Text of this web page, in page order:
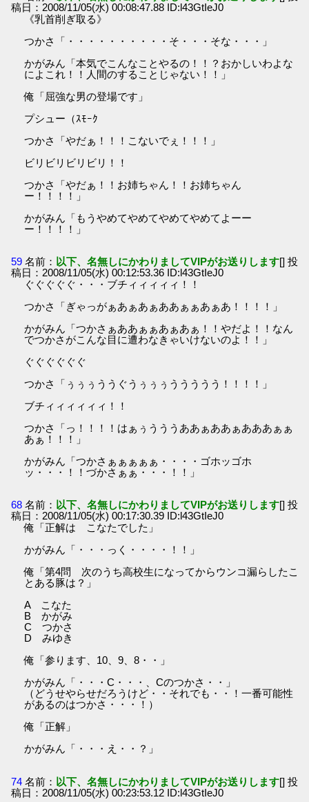
稿日：2008/11/05(水) 00:08:47.88 ID:l43GtIeJ0
《乳首削ぎ取る》
つかさ「・・・・・・・・・・そ・・・そな・・・」
かがみん「本気でこんなことやるの！！？おかしいわよな
によこれ！！人間のすることじゃない！！」
俺「屈強な男の登場です」
プシュー（ｽﾓｰｸ
つかさ「やだぁ！！！こないでぇ！！！」
ビリビリビリビリ！！
つかさ「やだぁ！！お姉ちゃん！！お姉ちゃん
ー！！！！」
かがみん「もうやめてやめてやめてやめてよーー
ー！！！！」
59 名前： 以下、名無しにかわりましてVIPがお送りします[] 投
稿日：2008/11/05(水) 00:12:53.36 ID:l43GtIeJ0
ぐぐぐぐぐ・・・ブチィィィィィ！！
つかさ「ぎゃっがぁあぁあぁああぁぁあぁあ！！！！」
かがみん「つかさぁああぁぁあぁあぁ！！やだよ！！なん
でつかさがこんな目に遭わなきゃいけないのよ！！」
ぐぐぐぐぐぐ
つかさ「ぅぅぅううぐうぅぅぅううううう！！！！」
ブチィィィィィィ！！
つかさ「っ！！！！はぁぅうううああぁああぁあああぁぁ
あぁ！！！」
かがみん「つかさぁぁぁぁぁ・・・・ゴホッゴホ
ッ・・・！！づかさぁぁ・・・！！」
68 名前： 以下、名無しにかわりましてVIPがお送りします[] 投
稿日：2008/11/05(水) 00:17:30.39 ID:l43GtIeJ0
俺「正解は こなたでした」
かがみん「・・・っく・・・・！！」
俺「第4問 次のうち高校生になってからウンコ漏らしたこ
とある豚は？」
A こなた
B かがみ
C つかさ
D みゆき
俺「参ります、10、9、8・・」
かがみん「・・・C・・・、Cのつかさ・・」
（どうせやらせだろうけど・・それでも・・！一番可能性
があるのはつかさ・・・！）
俺「正解」
かがみん「・・・え・・？」
74 名前： 以下、名無しにかわりましてVIPがお送りします[] 投
稿日：2008/11/05(水) 00:23:53.12 ID:l43GtIeJ0